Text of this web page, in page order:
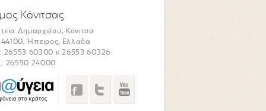
Κόνιτσας
Δημαρχείου, Κόνιτσα
44100, Ήπειρος, Ελλάδα
26553 60300 κ 26553 60326
26550 24000